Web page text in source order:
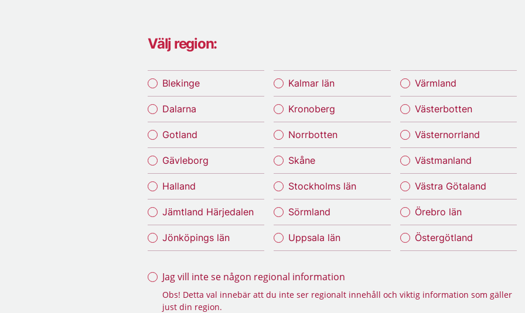
Välj region:
Blekinge
Dalarna
Gotland
Gävleborg
Halland
Jämtland Härjedalen
Jönköpings län
Kalmar län
Kronoberg
Norrbotten
Skåne
Stockholms län
Sörmland
Uppsala län
Värmland
Västerbotten
Västernorrland
Västmanland
Västra Götaland
Örebro län
Östergötland
Jag vill inte se någon regional information
Obs! Detta val innebär att du inte ser regionalt innehåll och viktig information som gäller
just din region.